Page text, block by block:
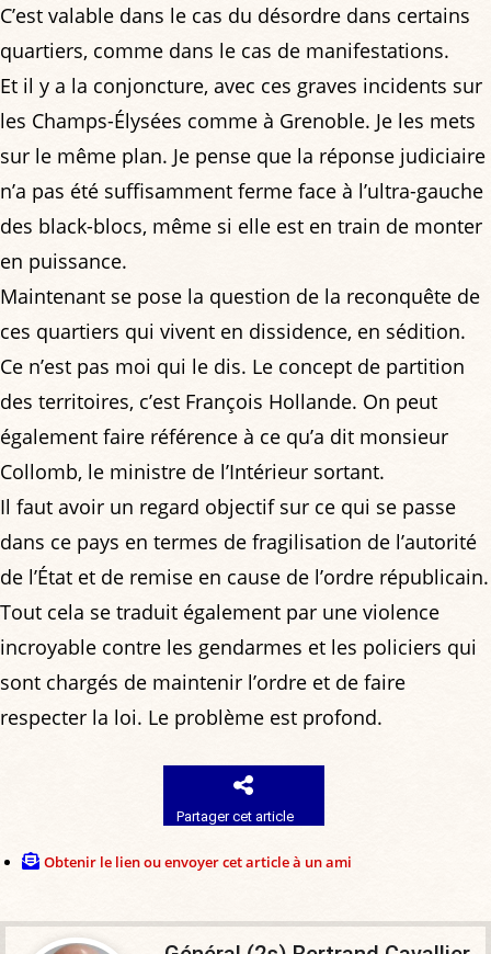
C’est valable dans le cas du désordre dans certains
quartiers, comme dans le cas de manifestations.
Et il y a la conjoncture, avec ces graves incidents sur
les Champs-Élysées comme à Grenoble. Je les mets
sur le même plan. Je pense que la réponse judiciaire
n’a pas été suffisamment ferme face à l’ultra-gauche
des black-blocs, même si elle est en train de monter
en puissance.
Maintenant se pose la question de la reconquête de
ces quartiers qui vivent en dissidence, en sédition.
Ce n’est pas moi qui le dis. Le concept de partition
des territoires, c’est François Hollande. On peut
également faire référence à ce qu’a dit monsieur
Collomb, le ministre de l’Intérieur sortant.
Il faut avoir un regard objectif sur ce qui se passe
dans ce pays en termes de fragilisation de l’autorité
de l’État et de remise en cause de l’ordre républicain.
Tout cela se traduit également par une violence
incroyable contre les gendarmes et les policiers qui
sont chargés de maintenir l’ordre et de faire
respecter la loi. Le problème est profond.
Partager cet article
Obtenir le lien ou envoyer cet article à un ami